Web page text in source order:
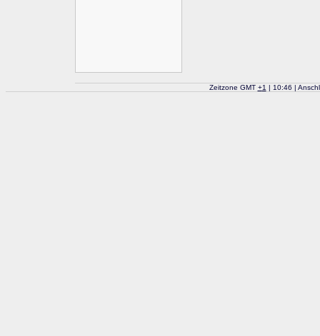
Zeitzone GMT +1 | 10:46 |